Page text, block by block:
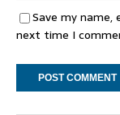
Save my
next time I